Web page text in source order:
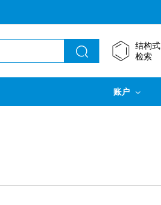
结构式
检索
账户